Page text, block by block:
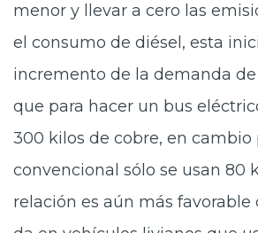
menor y llevar a cero las
el consumo de diésel, esta
incremento de la demanda
que para hacer un bus
300 kilos de cobre, en cambio
convencional sólo se usan 80
relación es aún más favorable